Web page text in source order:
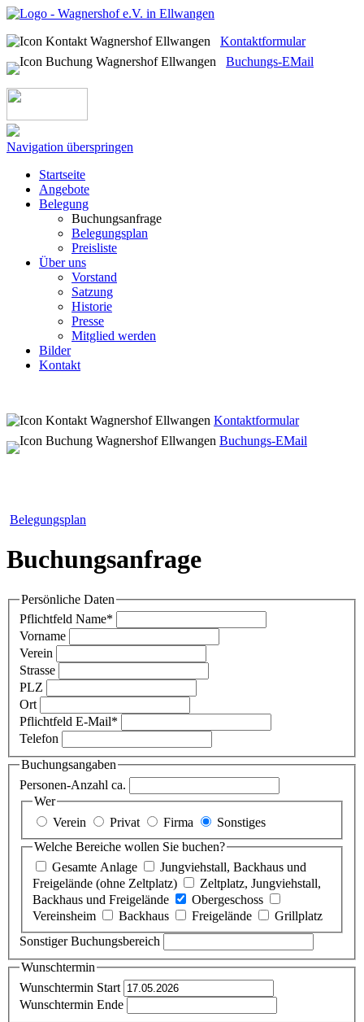
Kontaktformular
Buchungs-EMail
Navigation überspringen
Startseite
Angebote
Belegung
Buchungsanfrage
Belegungsplan
Preisliste
Über uns
Vorstand
Satzung
Historie
Presse
Mitglied werden
Bilder
Kontakt
Kontaktformular
Buchungs-EMail
Belegungsplan
Buchungsanfrage
Persönliche Daten
Pflichtfeld Name*
Vorname
Verein
Strasse
PLZ
Ort
Pflichtfeld E-Mail*
Telefon
Buchungsangaben
Personen-Anzahl ca.
Wer
Verein
Privat Firma
Sonstiges
Welche Bereiche wollen Sie buchen?
Gesamte Anlage
Jungviehstall, Backhaus und
Freigelände (ohne Zeltplatz)
Zeltplatz, Jungviehstall,
Backhaus und Freigelände
Obergeschoss
Vereinsheim
Backhaus Freigelände
Grillplatz
Sonstiger Buchungsbereich
Wunschtermin
Wunschtermin Start
Wunschtermin Ende